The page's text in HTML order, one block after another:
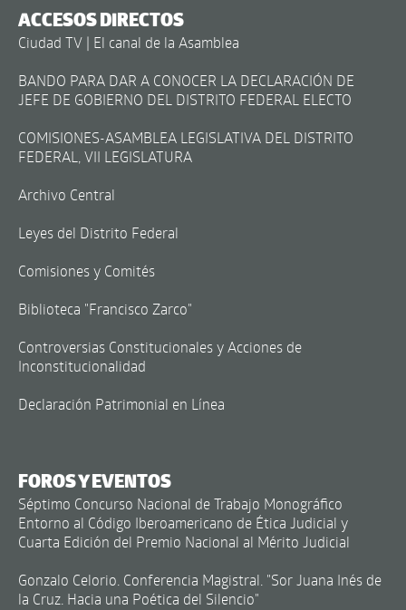
ACCESOS DIRECTOS
Ciudad TV | El canal de la Asamblea
BANDO PARA DAR A CONOCER LA DECLARACIÓN DE
JEFE DE GOBIERNO DEL DISTRITO FEDERAL ELECTO
COMISIONES-ASAMBLEA LEGISLATIVA DEL DISTRITO
FEDERAL, VII LEGISLATURA
Archivo Central
Leyes del Distrito Federal
Comisiones y Comités
Biblioteca "Francisco Zarco"
Controversias Constitucionales y Acciones de
Inconstitucionalidad
Declaración Patrimonial en Línea
FOROS Y EVENTOS
Séptimo Concurso Nacional de Trabajo Monográfico
Entorno al Código Iberoamericano de Ética Judicial y
Cuarta Edición del Premio Nacional al Mérito Judicial
Gonzalo Celorio. Conferencia Magistral. "Sor Juana Inés de
la Cruz. Hacia una Poética del Silencio"